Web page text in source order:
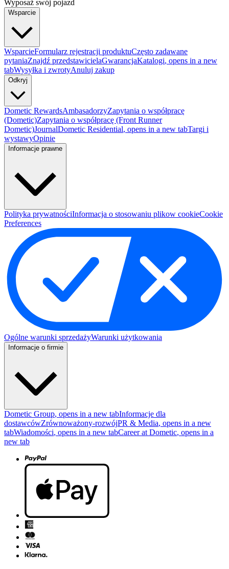
Wyposaż swój pojazd
Wsparcie
WsparcieFormularz rejestracji produktuCzęsto zadawane
pytaniaZnajdź przedstawicielaGwarancjaKatalogi, opens in a new
tabWysyłka i zwrotyAnuluj zakup
Odkryj
Dometic RewardsAmbasadorzyZapytania o współpracę
(Dometic)Zapytania o współpracę (Front Runner
Dometic)JournalDometic Residential, opens in a new tabTargi i
wystawyOpinie
Informacje prawne
Polityka prywatnościInformacja o stosowaniu plikow cookieCookie
Preferences
Ogólne warunki sprzedażyWarunki użytkowania
Informacje o firmie
Dometic Group, opens in a new tabInformacje dla
dostawcówZrównoważony-rozwójPR & Media, opens in a new
tabWiadomości, opens in a new tabCareer at Dometic, opens in a
new tab